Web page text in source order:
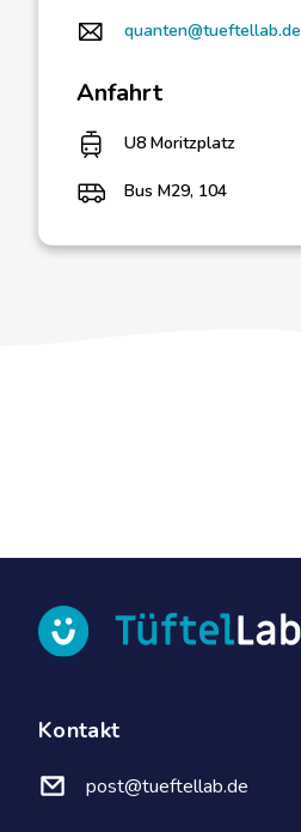
quanten@tueftellab.de
Anfahrt
U8 Moritzplatz
Bus M29, 104
Kontakt
post@tueftellab.de